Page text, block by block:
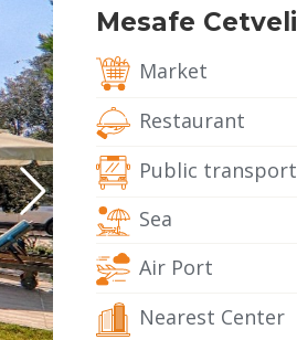
Mesafe Cetveli
Market
Restaurant
Public transport
Sea
Air Port
Nearest Center